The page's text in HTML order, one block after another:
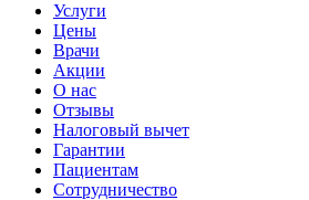
Услуги
Цены
Врачи
Акции
О нас
Отзывы
Налоговый вычет
Гарантии
Пациентам
Сотрудничество